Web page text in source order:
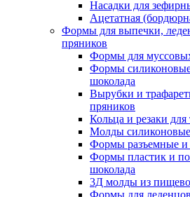
Насадки для
Ацетатная
Формы для выпечки,
пряников
Формы для
Формы
шоколада
Вырубки и
пряников
Кольца и резаки для
Молды силиконовые
Формы разъемные и
Формы пластик и
шоколада
3Д молды из
Формы для леденцов